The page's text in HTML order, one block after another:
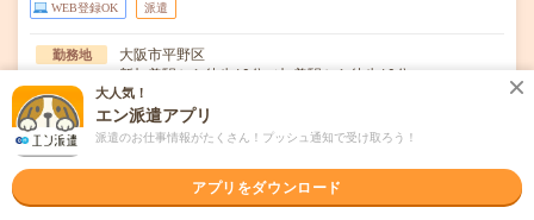
WEB登録OK 派遣
勤務地
大阪市平野区
新加美駅から徒歩10分／加美駅から徒歩10分
曜日頻度 月～金（週5日）
時間
09:00～17:05(実働7時間 休憩1時間05分)※10時からと15
時から110分ずつ休憩あり …
期間
2026年09月上旬～長期 産育休の為、1年ぐらいだが延長
大人気！
エン派遣アプリ
派遣のお仕事情報がたくさん！プッシュ通知で受け取ろう！
アプリをダウンロード